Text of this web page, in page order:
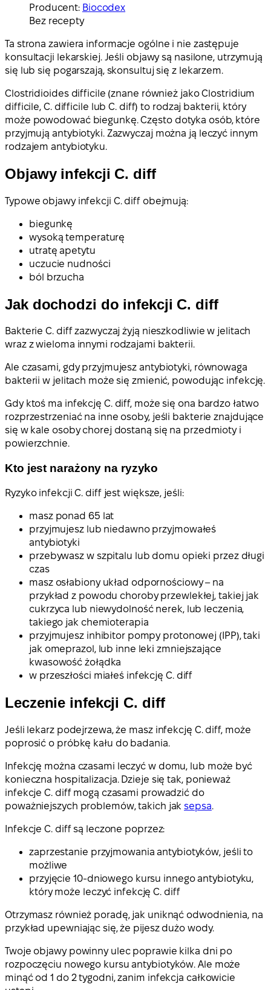
Producent: Biocodex
Bez recepty
Ta strona zawiera informacje ogólne i nie zastępuje
konsultacji lekarskiej. Jeśli objawy są nasilone, utrzymują
się lub się pogarszają, skonsultuj się z lekarzem.
Clostridioides difficile (znane również jako Clostridium
difficile, C. difficile lub C. diff) to rodzaj bakterii, który
może powodować biegunkę. Często dotyka osób, które
przyjmują antybiotyki. Zazwyczaj można ją leczyć innym
rodzajem antybiotyku.
Objawy infekcji C. diff
Typowe objawy infekcji C. diff obejmują:
biegunkę
wysoką temperaturę
utratę apetytu
uczucie nudności
ból brzucha
Jak dochodzi do infekcji C. diff
Bakterie C. diff zazwyczaj żyją nieszkodliwie w jelitach
wraz z wieloma innymi rodzajami bakterii.
Ale czasami, gdy przyjmujesz antybiotyki, równowaga
bakterii w jelitach może się zmienić, powodując infekcję.
Gdy ktoś ma infekcję C. diff, może się ona bardzo łatwo
rozprzestrzeniać na inne osoby, jeśli bakterie znajdujące
się w kale osoby chorej dostaną się na przedmioty i
powierzchnie.
Kto jest narażony na ryzyko
Ryzyko infekcji C. diff jest większe, jeśli:
masz ponad 65 lat
przyjmujesz lub niedawno przyjmowałeś
antybiotyki
przebywasz w szpitalu lub domu opieki przez długi
czas
masz osłabiony układ odpornościowy – na
przykład z powodu choroby przewlekłej, takiej jak
cukrzyca lub niewydolność nerek, lub leczenia,
takiego jak chemioterapia
przyjmujesz inhibitor pompy protonowej (IPP), taki
jak omeprazol, lub inne leki zmniejszające
kwasowość żołądka
w przeszłości miałeś infekcję C. diff
Leczenie infekcji C. diff
Jeśli lekarz podejrzewa, że masz infekcję C. diff, może
poprosić o próbkę kału do badania.
Infekcję można czasami leczyć w domu, lub może być
konieczna hospitalizacja. Dzieje się tak, ponieważ
infekcje C. diff mogą czasami prowadzić do
poważniejszych problemów, takich jaksepsa.
Infekcje C. diff są leczone poprzez:
zaprzestanie przyjmowania antybiotyków, jeśli to
możliwe
przyjęcie 10-dniowego kursu innego antybiotyku,
który może leczyć infekcję C. diff
Otrzymasz również poradę, jak uniknąć odwodnienia, na
przykład upewniając się, że pijesz dużo wody.
Twoje objawy powinny ulec poprawie kilka dni po
rozpoczęciu nowego kursu antybiotyków. Ale może
minąć od 1 do 2 tygodni, zanim infekcja całkowicie